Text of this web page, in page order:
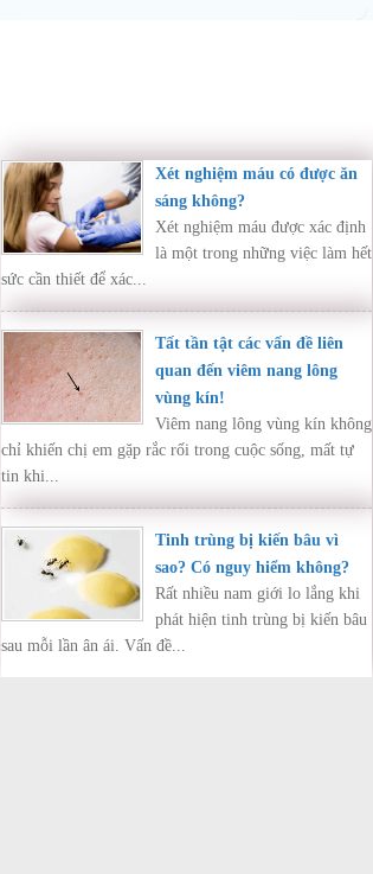
Xét nghiệm máu có được ăn
sáng không?
Xét nghiệm máu được xác định
là một trong những việc làm hết
sức cần thiết để xác...
Tất tần tật các vấn đề liên
quan đến viêm nang lông
vùng kín!
Viêm nang lông vùng kín không
chỉ khiến chị em gặp rắc rối trong cuộc sống, mất tự
tin khi...
Tinh trùng bị kiến bâu vì
sao? Có nguy hiểm không?
Rất nhiều nam giới lo lắng khi
phát hiện tinh trùng bị kiến bâu
sau mỗi lần ân ái. Vấn đề...